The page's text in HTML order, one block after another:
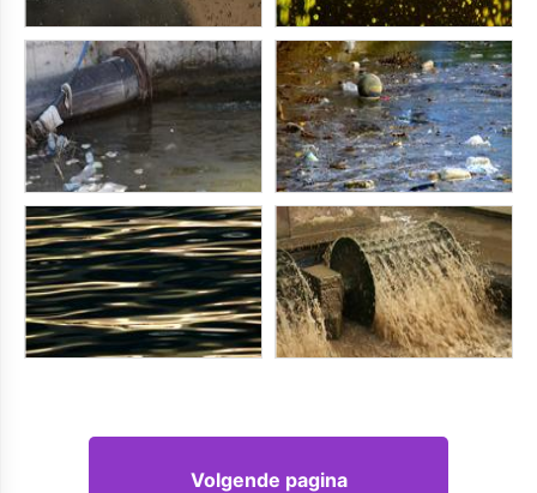
Volgende pagina